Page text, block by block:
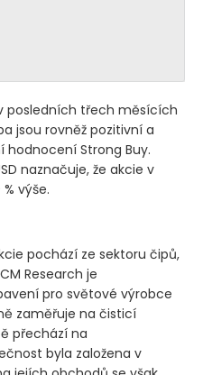
posledních třech měsících
jsou rovněž pozitivní a
hodnocení Strong Buy.
naznačuje, že akcie v
výše.
pochází ze sektoru čipů,
Research je
pro světové výrobce
zaměřuje na čisticí
přechází na
byla založena v